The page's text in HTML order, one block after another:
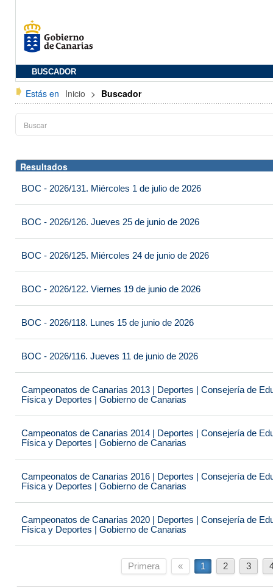
BUSCADOR
Estás en Inicio > Buscador
Resultados
BOC - 2026/131. Miércoles 1 de julio de 2026
BOC - 2026/126. Jueves 25 de junio de 2026
BOC - 2026/125. Miércoles 24 de junio de 2026
BOC - 2026/122. Viernes 19 de junio de 2026
BOC - 2026/118. Lunes 15 de junio de 2026
BOC - 2026/116. Jueves 11 de junio de 2026
Campeonatos de Canarias 2013 | Deportes | Consejería de
Física y Deportes | Gobierno de Canarias
Campeonatos de Canarias 2014 | Deportes | Consejería de
Física y Deportes | Gobierno de Canarias
Campeonatos de Canarias 2016 | Deportes | Consejería de
Física y Deportes | Gobierno de Canarias
Campeonatos de Canarias 2020 | Deportes | Consejería de
Física y Deportes | Gobierno de Canarias
Primera « 1 2 3